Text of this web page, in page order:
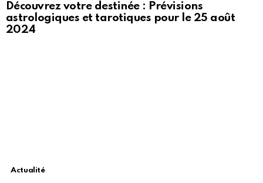
Découvrez votre destinée : Prévisions
astrologiques et tarotiques pour le 25 août
2024
Actualité